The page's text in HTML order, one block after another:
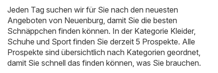
Jeden Tag suchen wir für Sie nach den neuesten
Angeboten von Neuenburg, damit Sie die besten
Schnäppchen finden können. In der Kategorie Kleider,
Schuhe und Sport finden Sie derzeit 5 Prospekte. Alle
Prospekte sind übersichtlich nach Kategorien geordnet,
damit Sie schnell das finden können, was Sie brauchen.